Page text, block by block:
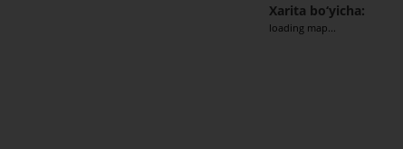
Xarita bo‘yicha:
loading map...